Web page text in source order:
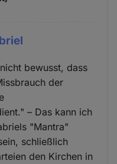
bewusst, dass
der
– Das kann ich
"Mantra"
schließlich
den Kirchen in